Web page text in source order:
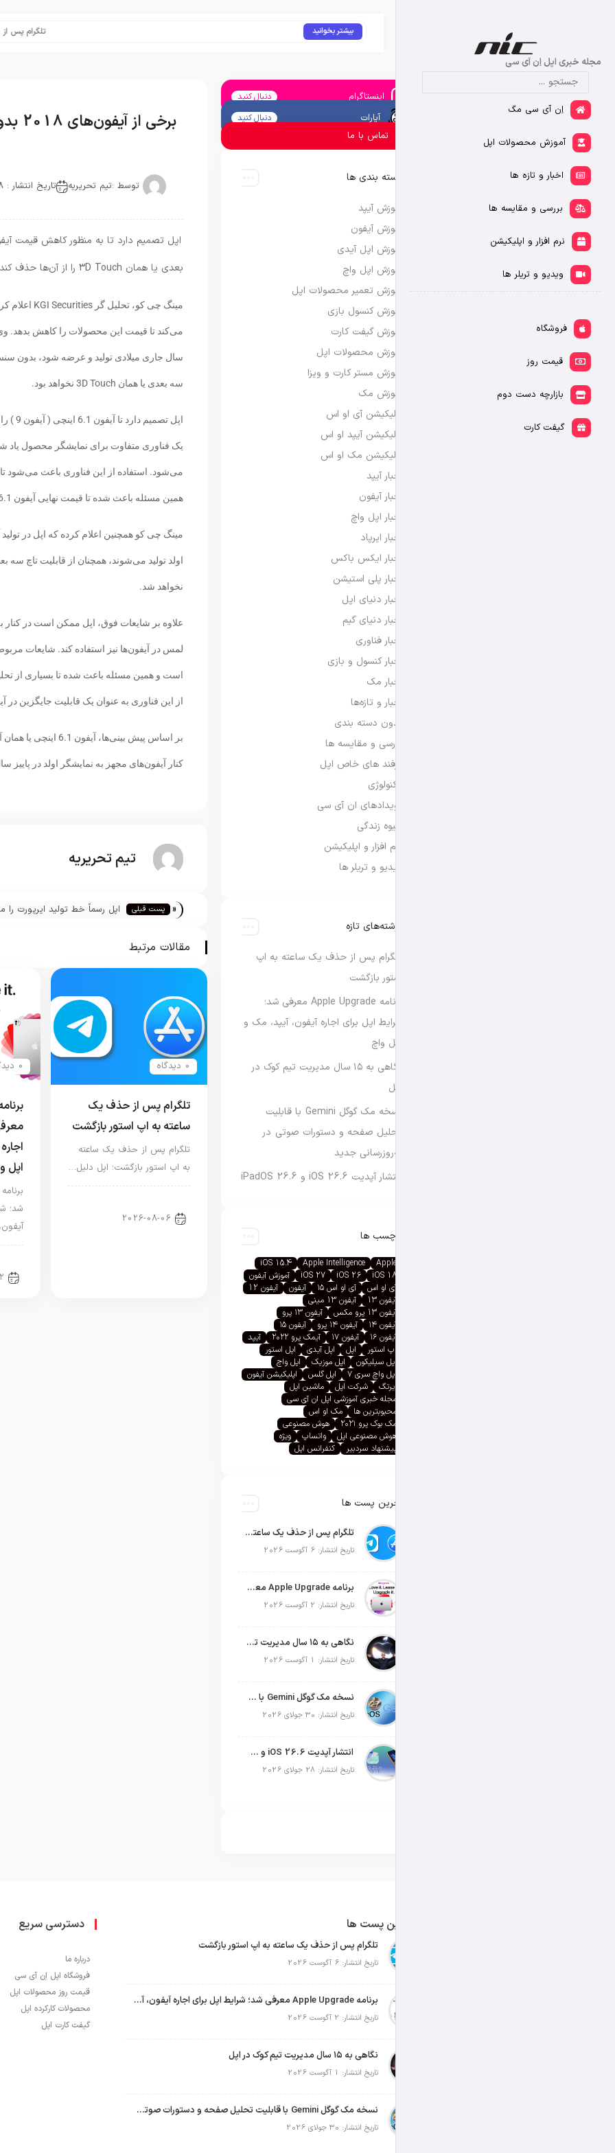
مجله خبری اپل اِن آی سی
اِن آی سی مگ
آموزش محصولات اپل
اخبار و تازه ها
بررسی و مقایسه ها
نرم افزار و اپلیکیشن
ویدیو و تریلر ها
فروشگاه
قیمت روز
بازارچه دست دوم
گیفت کارت
بیشتر بخوانید تلگرام پس از
برخی از آیفون‌های 2018 بدون تاچ سه بعدی تولید می‌شوند
توسط :تیم تحریریه تاریخ انتشار : 2018-04-28
بعدی یا همان 3D Touch را از آن‌ها حذف کند.
سال جاری میلادی تولید و عرضه شود، بدون
سه بعدی یا همان 3D Touch نخواهد بود.
اپل
می‌شود. استفاده از این فناوری باعث می‌شود تا
همین مسئله باعث شده تا قیمت نهایی آیفون 6.1 اینچی سال 2018 تا 15 درصد کاهش پیدا کند.
اولد تولید می‌شوند، همچنان از قابلیت تاچ
نخواهد شد.
لمس در آیفون‌ها نیز استفاده کند. شایعات
است و همین مسئله باعث شده تا بسیاری از
از این فناوری به عنوان یک قابلیت جایگزین در آیفون 6.1 اینچی
کنار آیفون‌های مجهز به نمایشگر اولد در
تیم تحریریه
« پست قبلی
اپل رسماً خط تولید ایرپورت را
مقالات مرتبط
0 دیدگاه
تلگرام پس از حذف یک
ساعته به اپ استور بازگشت
تلگرام پس از حذف یک ساعته
به اپ استور بازگشت؛ اپل دلیل…
2026-08-06
0 دیدگاه
اپل
شد؛
اینستاگرام دنبال کنید
آپارات دنبال کنید
تماس با ما
دسته بندی ها
آموزش آیپد
آموزش آیفون
آموزش اپل آیدی
آموزش اپل واچ
آموزش تعمیر محصولات اپل
آموزش کنسول بازی
آموزش گیفت کارت
آموزش محصولات اپل
آموزش مستر کارت و ویزا
آموزش مک
اپلیکیشن آی او اس
اپلیکیشن آیپد او اس
اپلیکیشن مک او اس
اخبار آیپد
اخبار آیفون
اخبار اپل واچ
اخبار ایرپاد
اخبار ایکس باکس
اخبار پلی استیشن
اخبار دنیای اپل
اخبار دنیای گیم
اخبار فناوری
اخبار کنسول و بازی
اخبار مک
اخبار و تازه‌ها
بدون دسته بندی
بررسی و مقایسه ها
ترفند های خاص اپل
تکنولوژی
رویدادهای ان آی سی
شیوه زندگی
نرم افزار و اپلیکیشن
ویدیو و تریلر ها
نوشته‌های تازه
تلگرام پس از حذف یک ساعته به اپ
استور بازگشت
برنامه Apple Upgrade معرفی شد؛
شرایط اپل برای اجاره آیفون، آیپد، مک و
اپل واچ
نگاهی به ۱۵ سال مدیریت تیم کوک در
اپل
نسخه مک گوگل Gemini با قابلیت
تحلیل صفحه و دستورات صوتی در
به‌روزرسانی جدید
انتشار آپدیت iOS 26.6 و iPadOS 26.6
برچسب ها
Apple
Apple Intelligence
iOS 15.4
iOS 18
iOS 26
iOS 27
آموزش آیفون
آی او اس
آی او اس ۱۵ آیفون
آیفون 12
آیفون 13
آیفون 13 مینی
آیفون 13 پرو مکس
آیفون ۱۳ پرو
آیفون ۱۴
آیفون ۱۴ پرو
آیفون ۱۵
آیفون ۱۶
آیفون ۱۷ آیمک پرو ۲۰۲۲
آیپد
اپ استور
اپل اپل آیدی
اپل استور
اپل سیلیکون
اپل موزیک
اپل واچ
اپل واچ سری ۷
اپل گلس
اپلیکیشن آیفون
ایرتگ
شرکت اپل
ماشین اپل
مجله خبری آموزشی اپل ان آی سی
محبوبترین ها
مک او اس
مک بوک پرو ۲۰۲۱
هوش مصنوعی
هوش مصنوعی اپل
واتساپ
ویژه
پیشنهاد سردبیر
کنفرانس اپل
آخرین پست ها
تلگرام پس از حذف یک ساعته به اپ استور بازگشت
تاریخ انتشار: 6 آگوست 2026
برنامه Apple Upgrade معرفی شد؛ شرایط اپل برای اجاره آیفون، آیپد، مک و اپل واچ
تاریخ انتشار: 2 آگوست 2026
نگاهی به ۱۵ سال مدیریت تیم کوک در اپل
تاریخ انتشار: 1 آگوست 2026
نسخه مک گوگل Gemini با قابلیت تحلیل صفحه و دستورات صوتی در به‌روزرسانی جدید
تاریخ انتشار: 30 جولای 2026
انتشار آپدیت iOS 26.6 و iPadOS 26.6
تاریخ انتشار: 28 جولای 2026
آخرین پست ها
تلگرام پس از حذف یک ساعته به اپ استور بازگشت
تاریخ انتشار: 6 آگوست 2026
برنامه Apple Upgrade معرفی شد؛ شرایط اپل برای اجاره آیفون، آیپد، مک و اپل واچ
تاریخ انتشار: 2 آگوست 2026
نگاهی به ۱۵ سال مدیریت تیم کوک در اپل
تاریخ انتشار: 1 آگوست 2026
نسخه مک گوگل Gemini با قابلیت تحلیل صفحه و دستورات صوتی در به‌روزرسانی جدید
تاریخ انتشار: 30 جولای 2026
دسترسی سریع
درباره ما
فروشگاه اپل اِن آی سی
قیمت روز محصولات اپل
محصولات کارکرده اپل
گیفت کارت اپل